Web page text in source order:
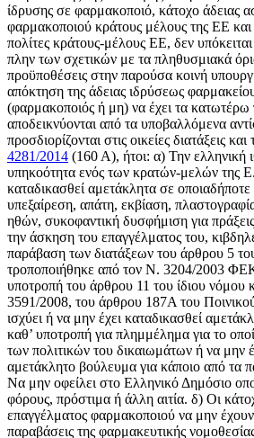
ίδρυσης σε φαρμακοποιό, κάτοχο άδειας
φαρμακοποιού κράτους μέλους της ΕΕ
πολίτες κράτους-μέλους ΕΕ, δεν
πλην των σχετικών με τα πληθυσμιακά
προϋποθέσεις στην παρούσα κοινή
απόκτηση της άδειας ιδρύσεως
(φαρμακοποιός ή μη) να έχει τα
αποδεικνύονται από τα υποβαλλόμενα
προσδιορίζονται στις οικείες διατάξεις
4281/2014 (160 Α), ήτοι: α) Την ελληνική
υπηκοότητα ενός των κρατών-μελών της
καταδικασθεί αμετάκλητα σε
υπεξαίρεση, απάτη, εκβίαση,
ηθών, συκοφαντική δυσφήμιση για
την άσκηση του επαγγέλματος του,
παράβαση των διατάξεων του άρθρου 5
τροποποιήθηκε από τον Ν. 3204/2003
υποτροπή του άρθρου 11 του ίδιου νόμου
3591/2008, του άρθρου 187Α του
ισχύει ή να μην έχει καταδικασθεί
καθ’ υποτροπή για πλημμέλημα για το
των πολιτικών του δικαιωμάτων ή να μην
αμετάκλητο βούλευμα για κάποιο από τα
Να μην οφείλει στο Ελληνικό Δημόσιο
φόρους, πρόστιμα ή άλλη αιτία. δ) Οι
επαγγέλματος φαρμακοποιού να μην έχουν
παραβάσεις της φαρμακευτικής